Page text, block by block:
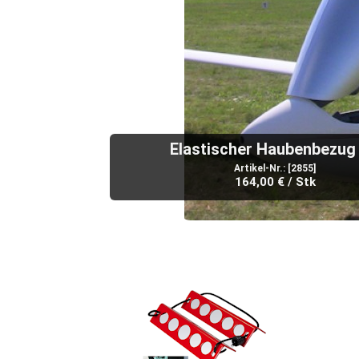
Elastischer Haubenbezug
Artikel-Nr.: [2855]
164,00 € / Stk